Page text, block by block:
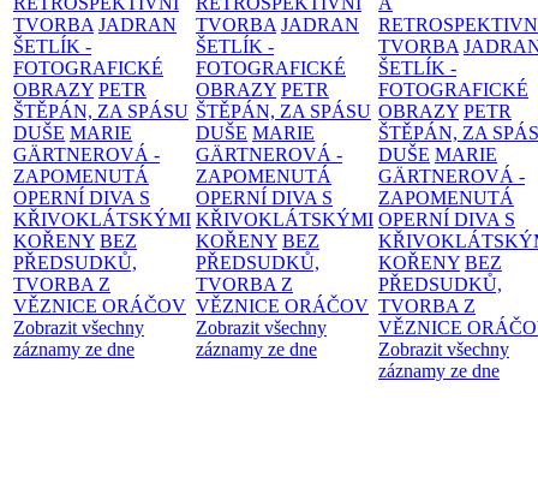
TVORBA JADRAN
ŠETLÍK -
FOTOGRAFICKÉ
OBRAZY PETR
ŠTĚPÁN, ZA SPÁSU
DUŠE MARIE
GÄRTNEROVÁ -
ZAPOMENUTÁ
OPERNÍ DIVA S
KŘIVOKLÁTSKÝMI
KOŘENY BEZ
PŘEDSUDKŮ,
TVORBA Z
VĚZNICE ORÁČOV
Zobrazit všechny
záznamy ze dne
TVORBA JADRAN
ŠETLÍK -
FOTOGRAFICKÉ
OBRAZY PETR
ŠTĚPÁN, ZA SPÁSU
DUŠE MARIE
GÄRTNEROVÁ -
ZAPOMENUTÁ
OPERNÍ DIVA S
KŘIVOKLÁTSKÝMI
KOŘENY BEZ
PŘEDSUDKŮ,
TVORBA Z
VĚZNICE ORÁČOV
Zobrazit všechny
záznamy ze dne
TVORBA
ŠETLÍK -
FOTOGRAFICKÉ
OBRAZY PETR
ŠTĚPÁN, ZA
DUŠE MARIE
GÄRTNEROVÁ -
ZAPOMENUTÁ
OPERNÍ DIVA S
KOŘENY BEZ
PŘEDSUDKŮ,
TVORBA Z
VĚZNICE
Zobrazit všechny
záznamy ze dne